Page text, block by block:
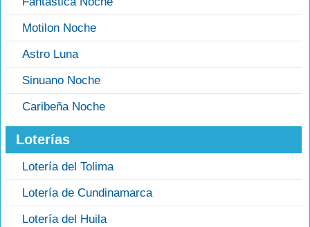
Motilon Noche
Astro Luna
Sinuano Noche
Caribeña Noche
Loterías
Lotería del Tolima
Lotería de Cundinamarca
Lotería del Huila